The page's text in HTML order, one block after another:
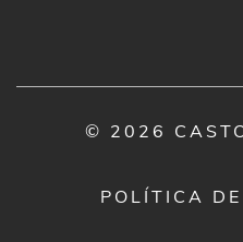
© 2026
POLÍTICA